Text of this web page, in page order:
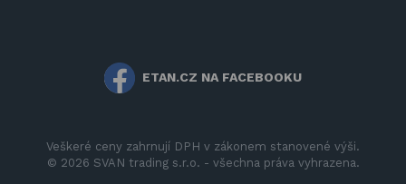
ETAN.CZ NA FACEBOOKU
Veškeré ceny zahrnují DPH v zákonem stanovené výši.
© 2026 SVAN trading s.r.o. - všechna práva vyhrazena.